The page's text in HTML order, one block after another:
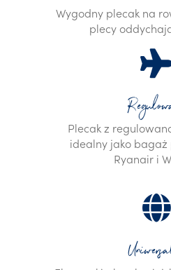
Wygodny plecak na
plecy
Plecak z
idealny jako bagaż
Ryanair i